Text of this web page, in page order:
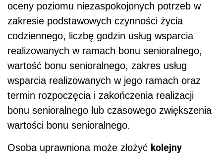
oceny poziomu niezaspokojonych potrzeb w
zakresie podstawowych czynności życia
codziennego, liczbę godzin usług wsparcia
realizowanych w ramach bonu senioralnego,
wartość bonu senioralnego, zakres usług
wsparcia realizowanych w jego ramach oraz
termin rozpoczęcia i zakończenia realizacji
bonu senioralnego lub czasowego zwiększenia
wartości bonu senioralnego.
Osoba uprawniona może złożyć kolejny